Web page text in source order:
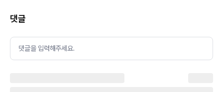
댓글
댓글을 입력해주세요.